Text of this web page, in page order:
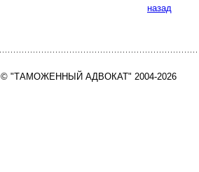
назад
© "ТАМОЖЕННЫЙ АДВОКАТ" 2004-2026